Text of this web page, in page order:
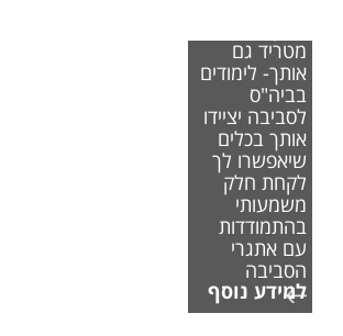
מטריד גם
אותך- לימודים
בביה"ס
לסביבה יציידו
אותך בכלים
שיאפשרו לך
לקחת חלק
משמעותי
בהתמודדות
עם אתגרי
הסביבה
למידע נוסף